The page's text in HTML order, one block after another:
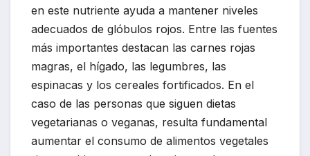
en este nutriente ayuda a mantener niveles
adecuados de glóbulos rojos. Entre las fuentes
más importantes destacan las carnes rojas
magras, el hígado, las legumbres, las
espinacas y los cereales fortificados. En el
caso de las personas que siguen dietas
vegetarianas o veganas, resulta fundamental
aumentar el consumo de alimentos vegetales